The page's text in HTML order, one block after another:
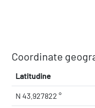
Coordinate
Latitudine
N 43.927822 °